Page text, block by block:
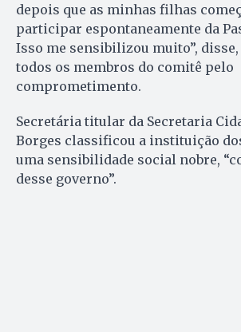
depois que as minhas filhas
participar espontaneamente da
Isso me sensibilizou muito”, disse,
todos os membros do comitê pelo
comprometimento.
Secretária titular da Secretaria
Borges classificou a instituição
uma sensibilidade social nobre,
desse governo”.